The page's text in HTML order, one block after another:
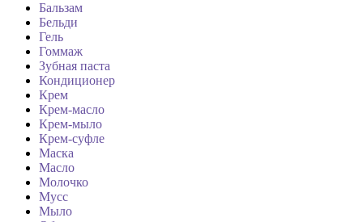
Бальзам
Бельди
Гель
Гоммаж
Зубная паста
Кондиционер
Крем
Крем-масло
Крем-мыло
Крем-суфле
Маска
Масло
Молочко
Мусс
Мыло